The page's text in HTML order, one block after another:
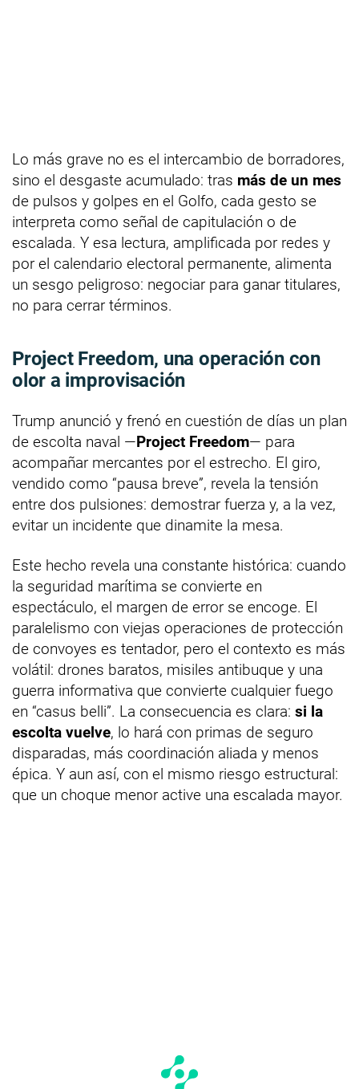
Lo más grave no es el intercambio de borradores,
sino el desgaste acumulado: tras más de un mes
de pulsos y golpes en el Golfo, cada gesto se
interpreta como señal de capitulación o de
escalada. Y esa lectura, amplificada por redes y
por el calendario electoral permanente, alimenta
un sesgo peligroso: negociar para ganar titulares,
no para cerrar términos.
Project Freedom, una operación con
olor a improvisación
Trump anunció y frenó en cuestión de días un plan
de escolta naval —Project Freedom— para
acompañar mercantes por el estrecho. El giro,
vendido como “pausa breve”, revela la tensión
entre dos pulsiones: demostrar fuerza y, a la vez,
evitar un incidente que dinamite la mesa.
Este hecho revela una constante histórica: cuando
la seguridad marítima se convierte en
espectáculo, el margen de error se encoge. El
paralelismo con viejas operaciones de protección
de convoyes es tentador, pero el contexto es más
volátil: drones baratos, misiles antibuque y una
guerra informativa que convierte cualquier fuego
en “casus belli”. La consecuencia es clara: si la
escolta vuelve, lo hará con primas de seguro
disparadas, más coordinación aliada y menos
épica. Y aun así, con el mismo riesgo estructural:
que un choque menor active una escalada mayor.